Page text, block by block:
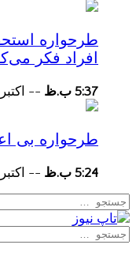
طرحواره
افراد فکر
5:37 ب.ظ -- اکتبر 25, 2025
طرحواره بی
5:24 ب.ظ -- اکتبر 25, 2025